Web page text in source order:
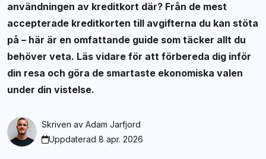
användningen av kreditkort där? Från de mest
accepterade kreditkorten till avgifterna du kan stöta
på – här är en omfattande guide som täcker allt du
behöver veta. Läs vidare för att förbereda dig inför
din resa och göra de smartaste ekonomiska valen
under din vistelse.
Skriven av Adam Jarfjord
Uppdaterad 8 apr. 2026